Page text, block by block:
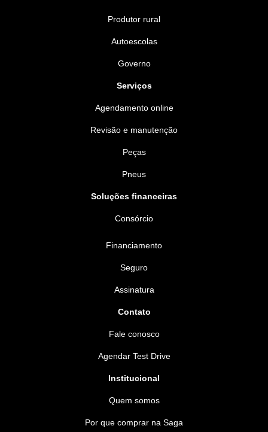
Produtor rural
Autoescolas
Governo
Serviços
Agendamento online
Revisão e manutenção
Peças
Pneus
Soluções financeiras
Consórcio
Financiamento
Seguro
Assinatura
Contato
Fale conosco
Agendar Test Drive
Institucional
Quem somos
Por que comprar na Saga